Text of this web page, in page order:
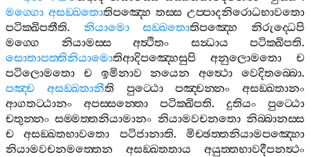
මග‍්ගො අසඞ‍්ඛතොතිපඤ‍්හෙ තස‍්ස උප‍්පාදනිරොධභාවතො
පටික‍්ඛිපතීති. නියාමො සඞ‍්ඛතොතිපඤ‍්හෙ
නිරුද‍්ධෙපි
මග‍්ගෙ
නියාමස‍්ස අත්‍ථිතං සන්‍ධාය පටික‍්ඛිපති.
සොතාපත‍්තිනියාමොතිආදිපඤ‍්හෙසුපි අනුලොමතො
ච
පටිලොමතො
ච ඉමිනාව නයෙන අත්‍ථො වෙදිතබ‍්බො.
පඤ‍්ච
අසඞ‍්ඛතානීති පුට‍්ඨො පඤ‍්චන‍්නං
අසඞ‍්ඛතානං
ආගතට‍්ඨානං
අපස‍්සන‍්තො පටික‍්ඛිපති. දුතියං
පුට‍්ඨො
චතුන‍්නං සම‍්මත‍්තනියාමානං නියාමවචනතො නිබ‍්බානස‍්ස
ච
අසඞ‍්ඛතභාවතො පටිජානාති.මිච‍්ඡත‍්තනියාමපඤ‍්හො
නියාමවචනමත‍්තෙන
අසඞ‍්ඛතතාය
අයුත‍්තභාවදීපනත්‍ථං